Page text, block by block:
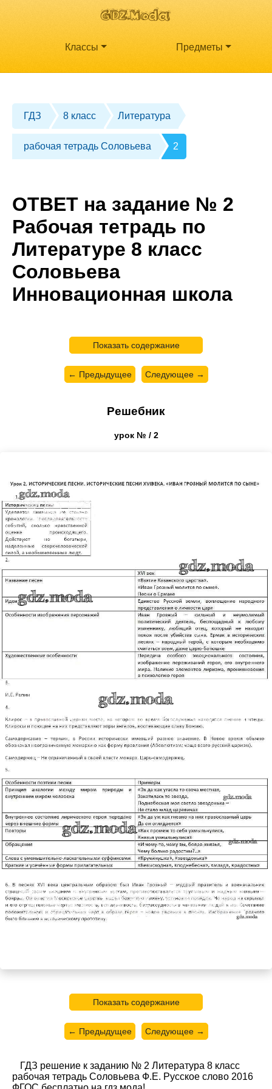
Классы Предметы
ГДЗ 8 класс Литература
рабочая тетрадь Соловьева 2
ОТВЕТ на задание № 2
Рабочая тетрадь по
Литературе 8 класс
Соловьева
Инновационная школа
Показать содержание
← Предыдущее Следующее →
Решебник
урок № / 2
Показать содержание
← Предыдущее Следующее →
ГДЗ решение к заданию № 2 Литература 8 класс
рабочая тетрадь Соловьева Ф.Е. Русское слово 2016